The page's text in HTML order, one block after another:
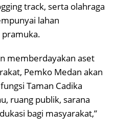
track, serta olahraga
lahan
memberdayakan aset
Pemko Medan akan
Taman Cadika
ruang publik, sarana
bagi masyarakat,”